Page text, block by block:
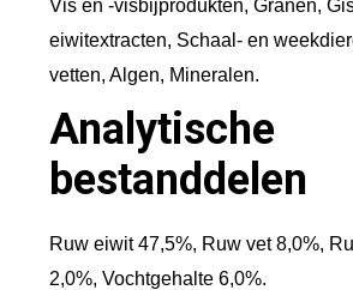
Vis en -visbijprodukten, Granen,
eiwitextracten, Schaal- en
vetten, Algen, Mineralen.
Analytische
bestanddelen
Ruw eiwit 47,5%, Ruw vet 8,0%,
2,0%, Vochtgehalte 6,0%.